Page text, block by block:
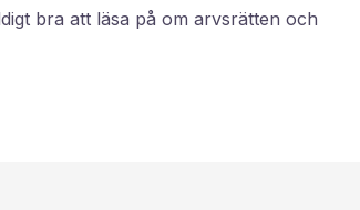
bra att läsa på om arvsrätten och